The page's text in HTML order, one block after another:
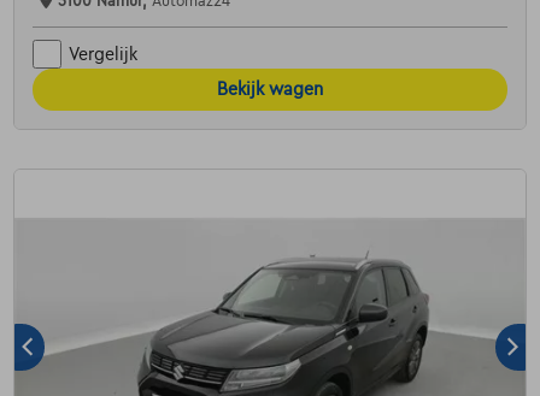
Vergelijk
Bekijk wagen